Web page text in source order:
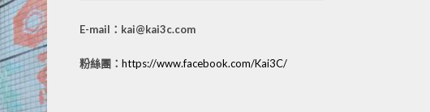
E-mail：kai@kai3c.com
粉絲團： https://www.facebook.com/Kai3C/